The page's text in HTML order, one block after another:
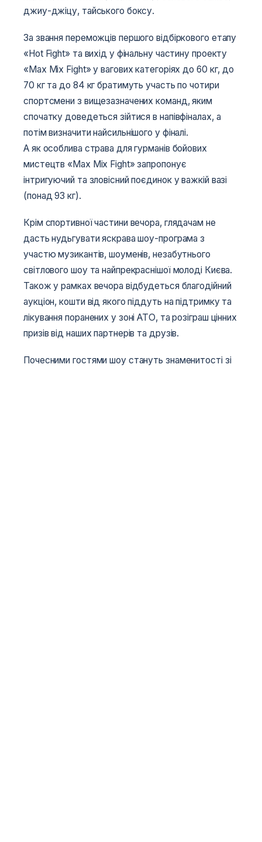
джиу-джіцу, тайського боксу.
За звання переможців першого відбіркового етапу
«Hot Fight» та вихід у фінальну частину проекту
«Max Mix Fight» у вагових категоріях до 60 кг, до
70 кг та до 84 кг братимуть участь по чотири
спортсмени з вищезазначених команд, яким
спочатку доведеться зійтися в напівфіналах, а
потім визначити найсильнішого у фіналі.
А як особлива страва для гурманів бойових
мистецтв «Max Mix Fight» запропонує
інтригуючий та зловісний поєдинок у важкій вазі
(понад 93 кг).
Крім спортивної частини вечора, глядачам не
дасть нудьгувати яскрава шоу-програма з
участю музикантів, шоуменів, незабутнього
світлового шоу та найпрекраснішої молоді Києва.
Також у рамках вечора відбудеться благодійний
аукціон, кошти від якого піддуть на підтримку та
лікування поранених у зоні АТО, та розіграш цінних
призів від наших партнерів та друзів.
Почесними гостями шоу стануть знаменитості зі